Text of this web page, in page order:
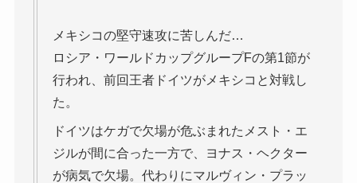
メキシコの堅守速攻に苦しんだ…
ロシア・ワールドカップグループFの第1節が
行われ、前回王者ドイツがメキシコと対戦し
た。
ドイツはケガで欠場が危ぶまれたメスト・エ
ジルが間に合った一方で、ヨナス・ヘクター
が病気で欠場。代わりにマルヴィン・プラッ